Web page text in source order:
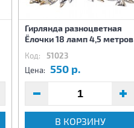
Гирлянда разноцветная
Ёлочки 18 ламп 4,5 метров
Код: 51023
Цена: 550 р.
В КОРЗИНУ